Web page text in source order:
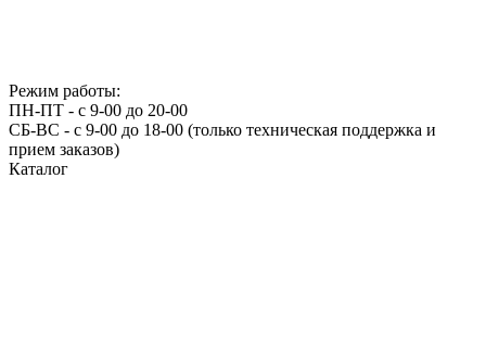
Режим работы:
ПН-ПТ - с 9-00 до 20-00
СБ-ВС - с 9-00 до 18-00 (только техническая поддержка и
прием заказов)
Каталог